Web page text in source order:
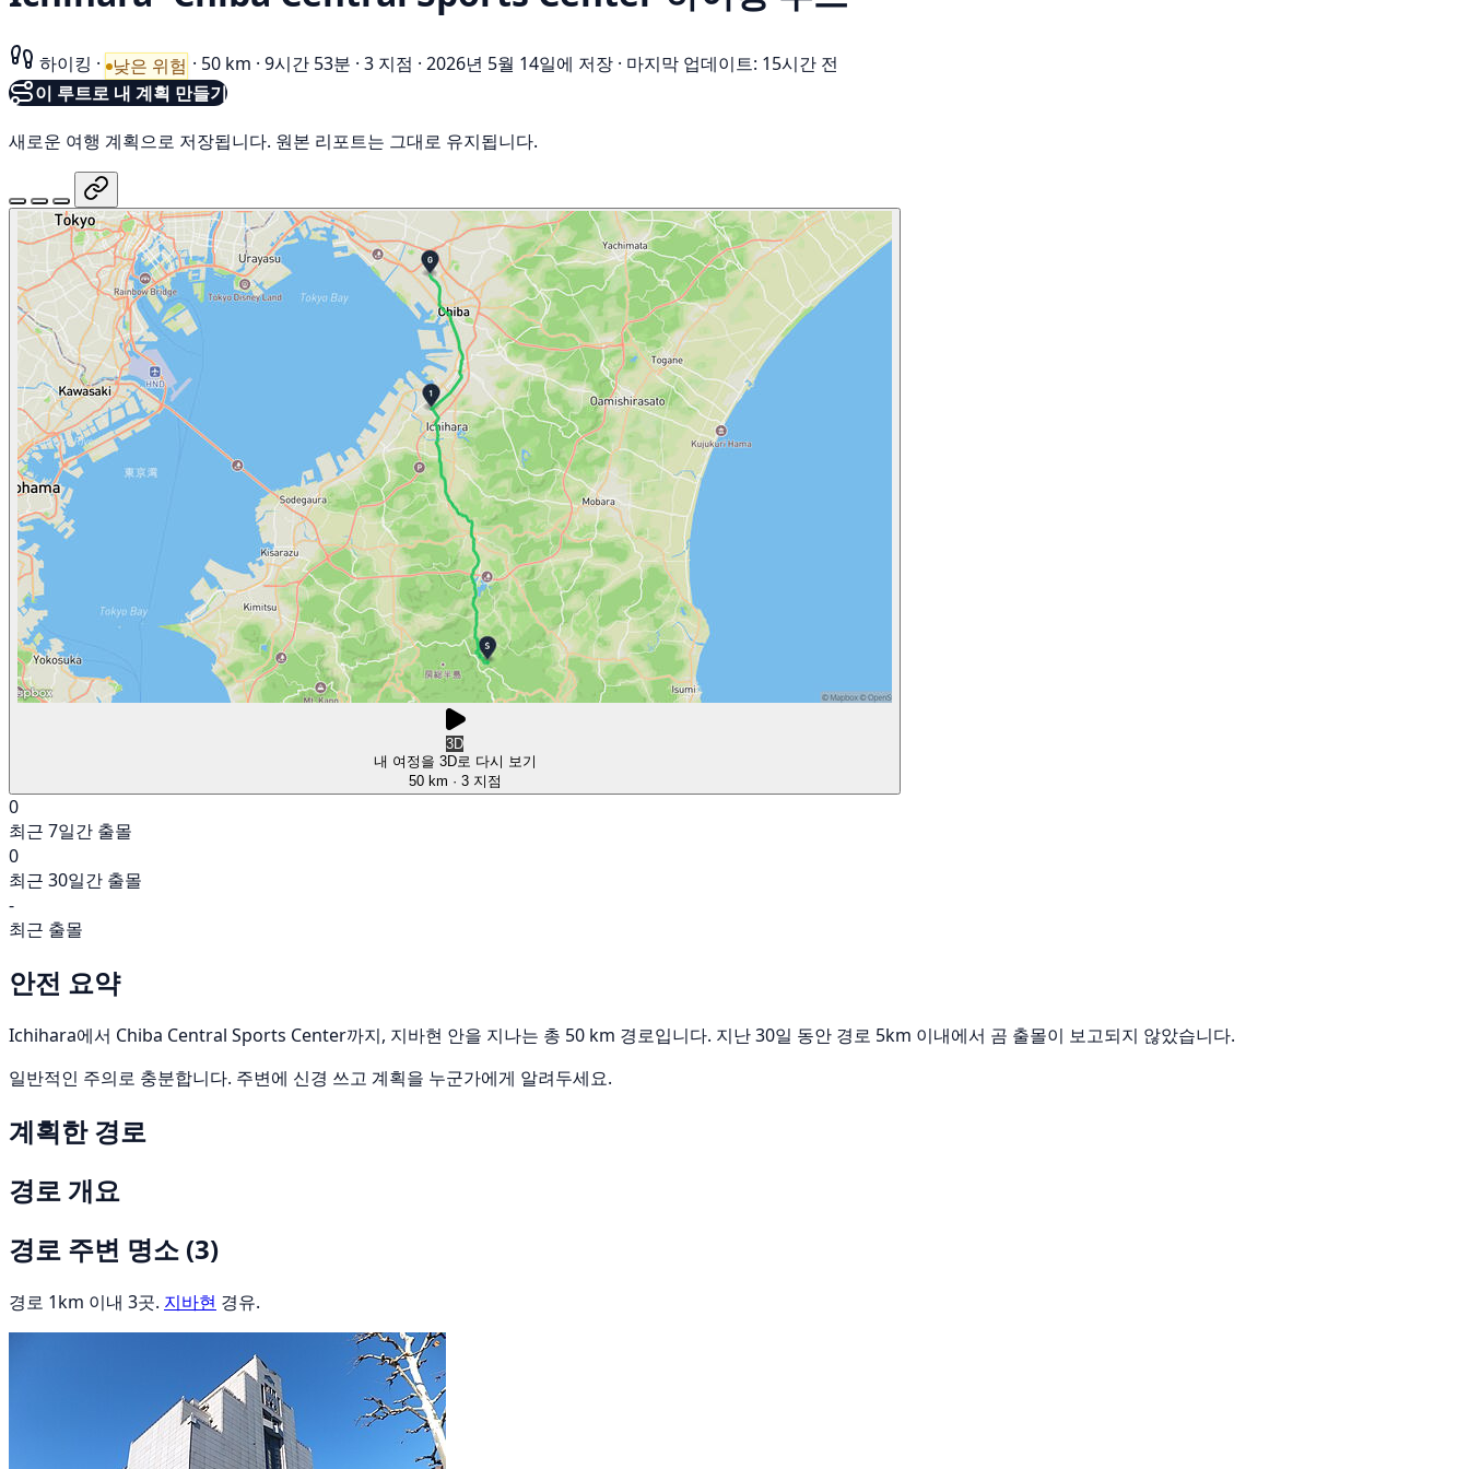
하이킹 · 낮은 위험 · 50 km · 9시간 53분 · 3 지점 · 2026년 5월 14일에 저장 · 마지막 업데이트: 15시간 전
이 루트로 내 계획 만들기
새로운 여행 계획으로 저장됩니다. 원본 리포트는 그대로 유지됩니다.
3D
내 여정을 3D로 다시 보기
50 km · 3 지점
0
최근 7일간 출몰
0
최근 30일간 출몰
-
최근 출몰
안전 요약
Ichihara에서 Chiba Central Sports Center까지, 지바현 안을 지나는 총 50 km 경로입니다. 지난 30일 동안 경로 5km 이내에서 곰 출몰이 보고되지 않았습니다.
일반적인 주의로 충분합니다. 주변에 신경 쓰고 계획을 누군가에게 알려두세요.
계획한 경로
경로 개요
경로 주변 명소 (3)
경로 1km 이내 3곳. 지바현 경유.